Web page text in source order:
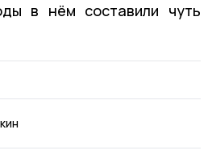
в нём составили чуть